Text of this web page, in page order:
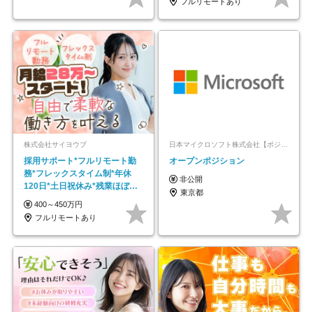
フルリモートあり
株式会社サイヨウブ
採用サポート*フルリモート勤
務*フレックスタイム制*年休
120日*土日祝休み*残業ほぼな
し*育児中社員8割以上
400～450万円
フルリモートあり
オープンポジション
非公開
東京都